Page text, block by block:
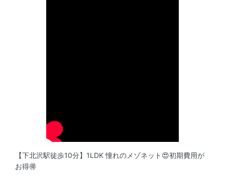
【下北沢駅徒歩10分】1LDK 憧れのメゾネット😍初期費用が
お得🉐